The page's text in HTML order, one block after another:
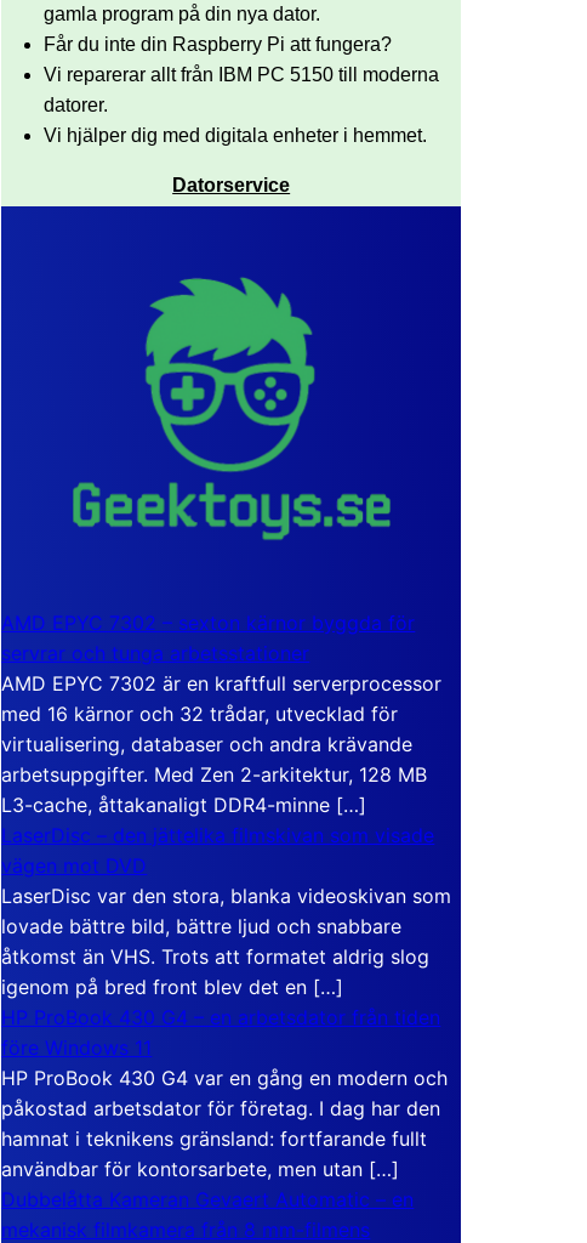
gamla program på din nya dator.
Får du inte din Raspberry Pi att fungera?
Vi reparerar allt från IBM PC 5150 till moderna
datorer.
Vi hjälper dig med digitala enheter i hemmet.
Datorservice
AMD EPYC 7302 – sexton kärnor byggda för
servrar och tunga arbetsstationer
AMD EPYC 7302 är en kraftfull serverprocessor
med 16 kärnor och 32 trådar, utvecklad för
virtualisering, databaser och andra krävande
arbetsuppgifter. Med Zen 2-arkitektur, 128 MB
L3-cache, åttakanaligt DDR4-minne […]
LaserDisc – den jättelika filmskivan som visade
vägen mot DVD
LaserDisc var den stora, blanka videoskivan som
lovade bättre bild, bättre ljud och snabbare
åtkomst än VHS. Trots att formatet aldrig slog
igenom på bred front blev det en […]
HP ProBook 430 G4 – en arbetsdator från tiden
före Windows 11
HP ProBook 430 G4 var en gång en modern och
påkostad arbetsdator för företag. I dag har den
hamnat i teknikens gränsland: fortfarande fullt
användbar för kontorsarbete, men utan […]
Dubbelåtta Kameran Gevaert Automatic – en
mekanisk filmkamera från 8 mm-filmens